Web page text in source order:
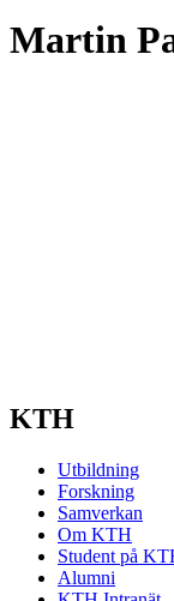
Martin
KTH
Utbildning
Forskning
Samverkan
Om KTH
Student på
Alumni